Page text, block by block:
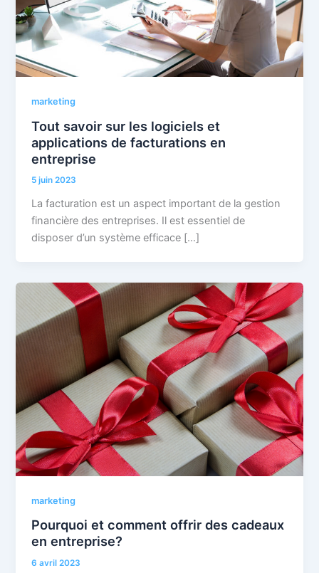
marketing
Tout savoir sur les logiciels et
applications de facturations en
entreprise
5 juin 2023
La facturation est un aspect important de la gestion
financière des entreprises. Il est essentiel de
disposer d’un système efficace […]
marketing
Pourquoi et comment offrir des cadeaux
en entreprise?
6 avril 2023